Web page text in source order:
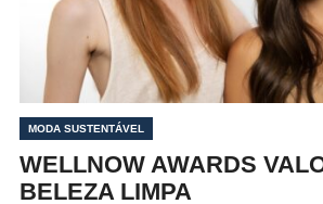
MODA SUSTENTÁVEL
WELLNOW AWARDS
BELEZA LIMPA